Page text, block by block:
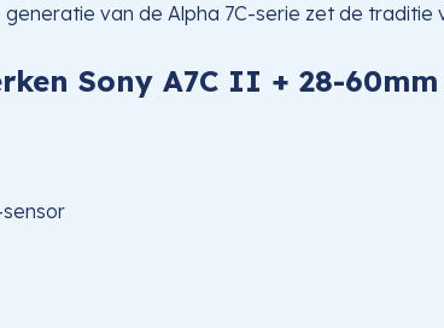
van de Alpha 7C-serie zet de
Sony A7C II + 28-